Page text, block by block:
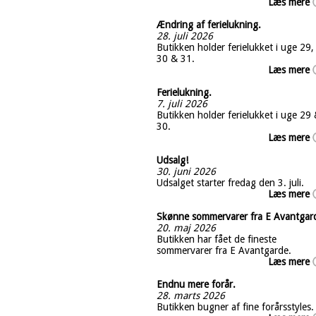
Ændring af ferielukning.
28. juli 2026
Butikken holder ferielukket i uge 29,
30 & 31.
Læs mere
Ferielukning.
7. juli 2026
Butikken holder ferielukket i uge 29
30.
Læs mere
Udsalg!
30. juni 2026
Udsalget starter fredag den 3. juli.
Læs mere
Skønne sommervarer fra E
20. maj 2026
Butikken har fået de fineste
sommervarer fra E Avantgarde.
Læs mere
Endnu mere forår.
28. marts 2026
Butikken bugner af fine forårsstyles.